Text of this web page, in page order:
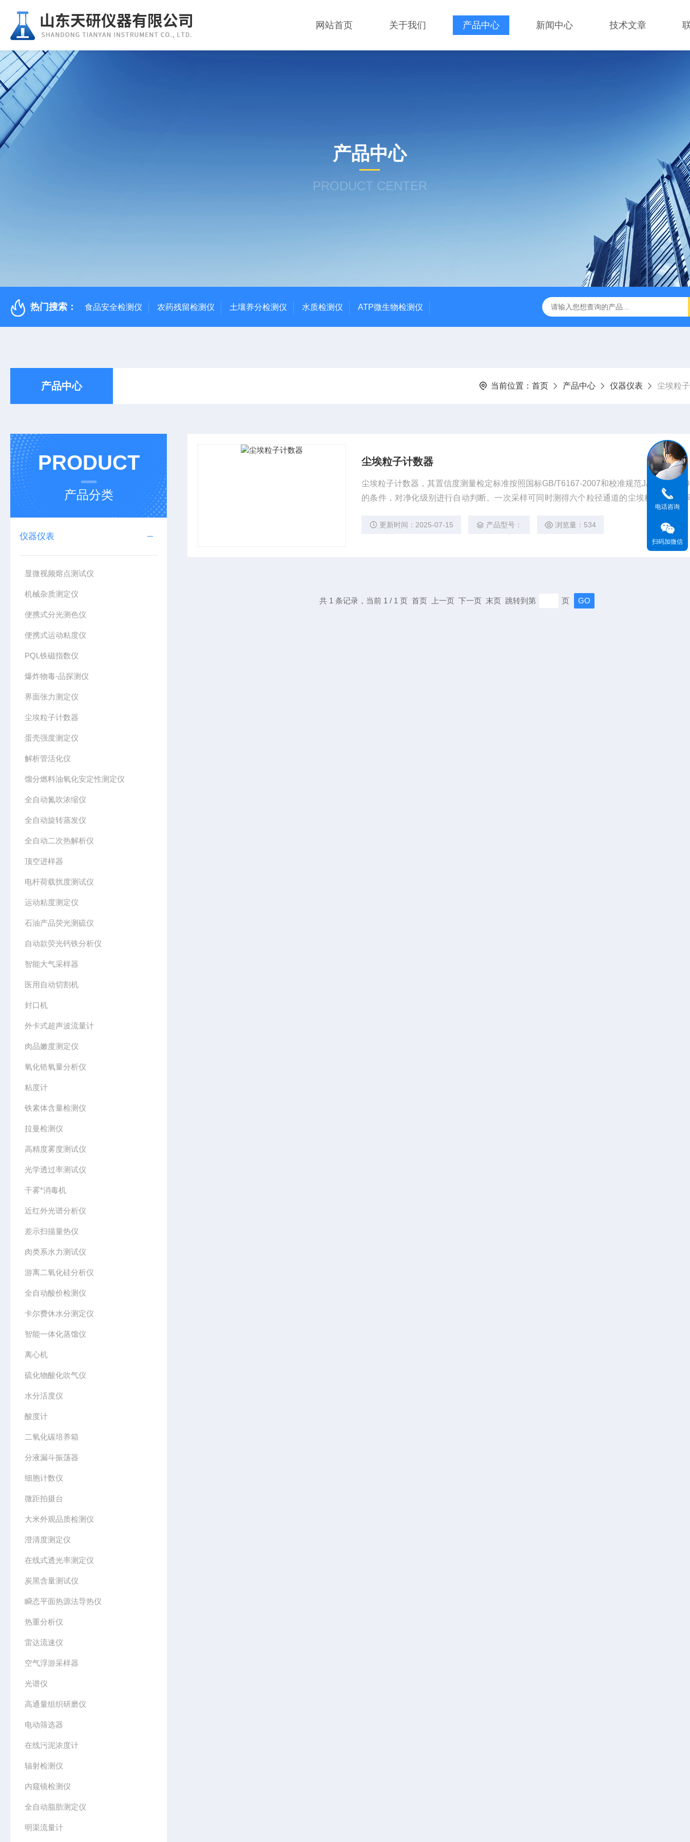
网站首页 关于我们 产品中心 新闻中心 技术文章
产品中心
PRODUCT CENTER
热门搜索： 食品安全检测仪 农药残留检测仪 土壤养分检测仪 水质检测仪 ATP微生物检测仪
产品中心 当前位置： 首页 产品中心 仪器仪表 尘埃粒
PRODUCT
产品分类
仪器仪表
显微视频熔点测试仪
机械杂质测定仪
便携式分光测色仪
便携式运动粘度仪
PQL铁磁指数仪
爆炸物毒-品探测仪
界面张力测定仪
尘埃粒子计数器
蛋壳强度测定仪
解析管活化仪
馏分燃料油氧化安定性测定仪
全自动氮吹浓缩仪
全自动旋转蒸发仪
全自动二次热解析仪
顶空进样器
电杆荷载扰度测试仪
运动粘度测定仪
石油产品荧光测硫仪
自动款荧光钙铁分析仪
智能大气采样器
医用自动切割机
封口机
外卡式超声波流量计
肉品嫩度测定仪
氧化锆氧量分析仪
粘度计
铁素体含量检测仪
拉曼检测仪
高精度雾度测试仪
光学透过率测试仪
干雾*消毒机
近红外光谱分析仪
差示扫描量热仪
肉类系水力测试仪
游离二氧化硅分析仪
全自动酸价检测仪
卡尔费休水分测定仪
智能一体化蒸馏仪
离心机
硫化物酸化吹气仪
水分活度仪
酸度计
二氧化碳培养箱
分液漏斗振荡器
细胞计数仪
微距拍摄台
大米外观品质检测仪
澄清度测定仪
在线式透光率测定仪
炭黑含量测试仪
瞬态平面热源法导热仪
热重分析仪
雷达流速仪
空气浮游采样器
光谱仪
高通量组织研磨仪
电动筛选器
在线污泥浓度计
辐射检测仪
内窥镜检测仪
全自动脂肪测定仪
明渠流量计
尘埃粒子计数器
尘埃粒子计数器，其置信度测量检定标准按照国标GB/T6167-2007和校准规范JJF1190-
的条件，对净化级别进行自动判断。一次采样可同时测得六个粒径通道的尘埃粒子数，并
更新时间：2025-07-15 产品型号： 浏览量：534
共 1 条记录，当前 1 / 1 页 首页 上一页 下一页 末页 跳转到第 页
电话咨询
扫码加微信